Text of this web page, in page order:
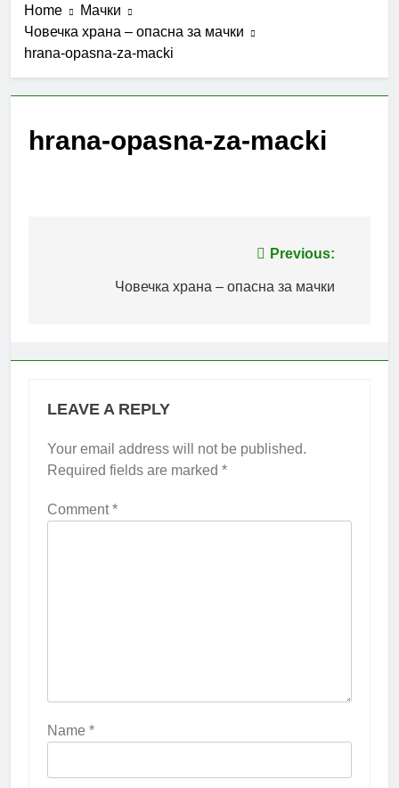
Home
Мачки
Човечка храна – опасна за мачки
hrana-opasna-za-macki
hrana-opasna-za-macki
navigation
Previous:
Човечка храна – опасна за мачки
LEAVE A REPLY
Your email address will not be published.
Required fields are marked *
Comment*
Name *